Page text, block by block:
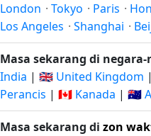
London · Tokyo · Paris ·
Los Angeles · Shanghai ·
Masa sekarang di negara-
India | 🇬🇧 United Kingdom |
Perancis | 🇨🇦 Kanada | 🇦🇺
Masa sekarang di zon